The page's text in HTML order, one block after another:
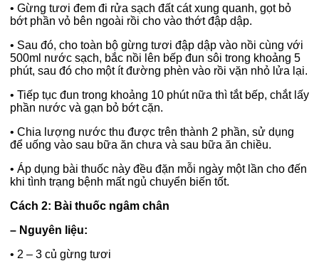
• Gừng tươi đem đi rửa sạch đất cát xung quanh, gọt bỏ
bớt phần vỏ bên ngoài rồi cho vào thớt đập dập.
• Sau đó, cho toàn bộ gừng tươi đập dập vào nồi cùng với
500ml nước sạch, bắc nồi lên bếp đun sôi trong khoảng 5
phút, sau đó cho một ít đường phèn vào rồi vặn nhỏ lửa lại.
• Tiếp tục đun trong khoảng 10 phút nữa thì tắt bếp, chắt lấy
phần nước và gạn bỏ bớt cặn.
• Chia lượng nước thu được trên thành 2 phần, sử dụng
để uống vào sau bữa ăn chưa và sau bữa ăn chiều.
• Áp dụng bài thuốc này đều đặn mỗi ngày một lần cho đến
khi tình trạng bệnh mất ngủ chuyển biến tốt.
Cách 2: Bài thuốc ngâm chân
– Nguyên liệu:
• 2 – 3 củ gừng tươi